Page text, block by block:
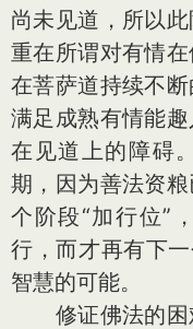
尚未见道，所以
重在所谓对有情
在菩萨道持续不
满足成熟有情能
在见道上的障碍
期，因为善法资
个阶段“加行位”
行，而才再有下
智慧的可能。
修证佛法的困